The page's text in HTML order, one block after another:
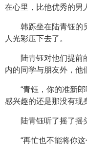
在心里，比他优秀的男
韩跞坐在陆青钰的
人光彩压下去了。
陆青钰对他们提前
内的同学与朋友外，他
“青钰，你的准新
感兴趣的还是那没有现
陆青钰听了摇了摇
“再忙也不能将你